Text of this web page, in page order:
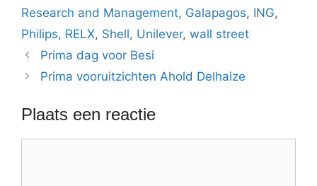
Research and Management, Galapagos, ING,
Philips, RELX, Shell, Unilever, wall street
Prima dag voor Besi
Prima vooruitzichten Ahold Delhaize
Plaats een reactie